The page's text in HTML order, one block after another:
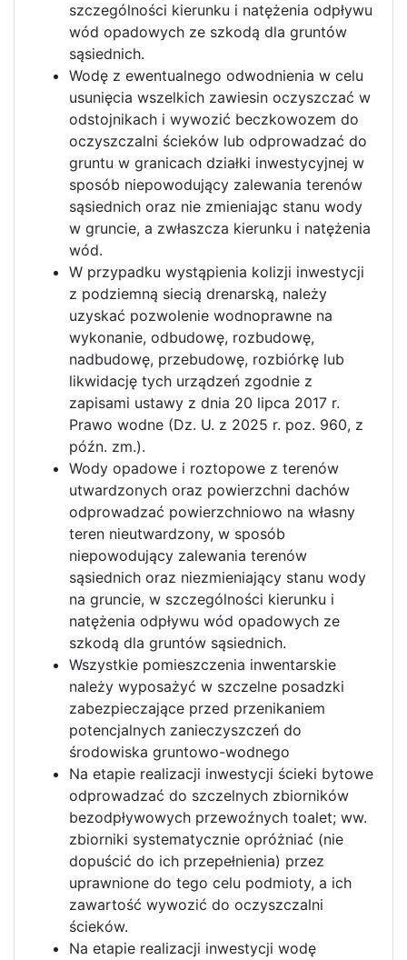
szczególności kierunku i natężenia odpływu
wód opadowych ze szkodą dla gruntów
sąsiednich.
Wodę z ewentualnego odwodnienia w celu
usunięcia wszelkich zawiesin oczyszczać w
odstojnikach i wywozić beczkowozem do
oczyszczalni ścieków lub odprowadzać do
gruntu w granicach działki inwestycyjnej w
sposób niepowodujący zalewania terenów
sąsiednich oraz nie zmieniając stanu wody
w gruncie, a zwłaszcza kierunku i natężenia
wód.
W przypadku wystąpienia kolizji inwestycji
z podziemną siecią drenarską, należy
uzyskać pozwolenie wodnoprawne na
wykonanie, odbudowę, rozbudowę,
nadbudowę, przebudowę, rozbiórkę lub
likwidację tych urządzeń zgodnie z
zapisami ustawy z dnia 20 lipca 2017 r.
Prawo wodne (Dz. U. z 2025 r. poz. 960, z
późn. zm.).
Wody opadowe i roztopowe z terenów
utwardzonych oraz powierzchni dachów
odprowadzać powierzchniowo na własny
teren nieutwardzony, w sposób
niepowodujący zalewania terenów
sąsiednich oraz niezmieniający stanu wody
na gruncie, w szczególności kierunku i
natężenia odpływu wód opadowych ze
szkodą dla gruntów sąsiednich.
Wszystkie pomieszczenia inwentarskie
należy wyposażyć w szczelne posadzki
zabezpieczające przed przenikaniem
potencjalnych zanieczyszczeń do
środowiska gruntowo-wodnego
Na etapie realizacji inwestycji ścieki bytowe
odprowadzać do szczelnych zbiorników
bezodpływowych przewoźnych toalet; ww.
zbiorniki systematycznie opróżniać (nie
dopuścić do ich przepełnienia) przez
uprawnione do tego celu podmioty, a ich
zawartość wywozić do oczyszczalni
ścieków.
Na etapie realizacji inwestycji wodę